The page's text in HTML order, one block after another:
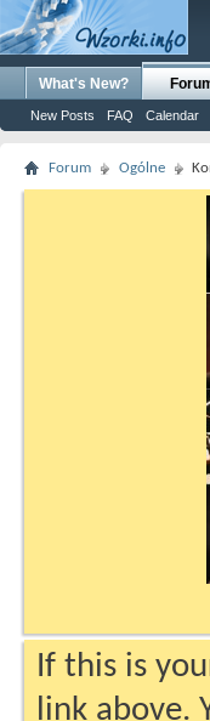
What's New?
New Posts FAQ Calendar
Forum Ogólne
If this is
link above.